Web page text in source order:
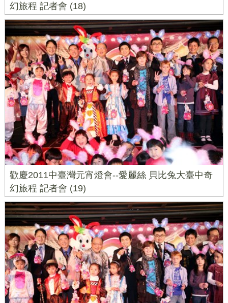
幻旅程 記者會 (18)
歡慶2011中臺灣元宵燈會--愛麗絲 貝比兔大臺中奇
幻旅程 記者會 (19)